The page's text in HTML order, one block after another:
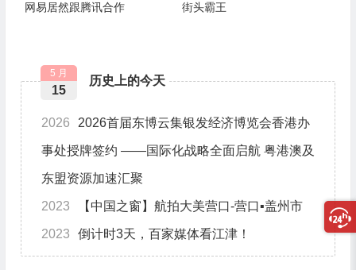
网易居然跟腾讯合作 街头霸王
历史上的今天
5 月
15
2026 2026首届东博云集银发经济博览会香港办
事处授牌签约 ——国际化战略全面启航 粤港澳及
东盟资源加速汇聚
2023 【中国之窗】航拍大美营口-营口▪盖州市
2023 倒计时3天，百家媒体看江津！